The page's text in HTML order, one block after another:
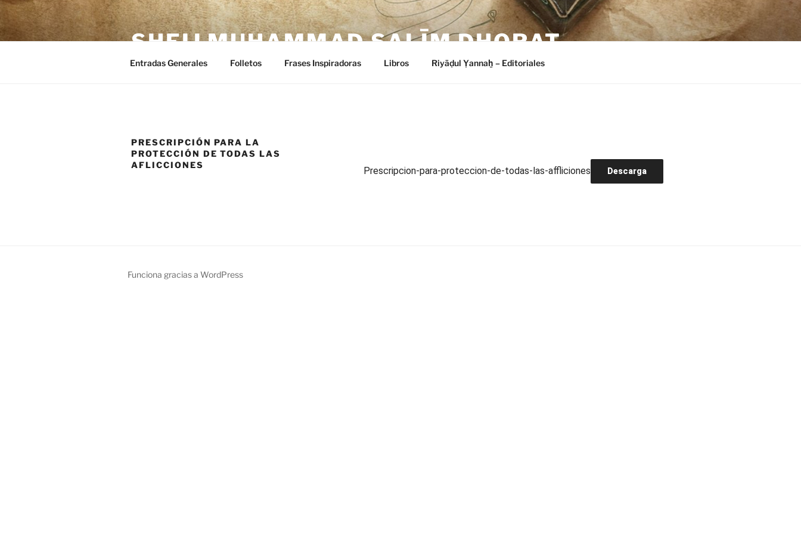
SHEIJ MUHAMMAD SALĪM DHORAT
Entradas Generales Folletos Frases Inspiradoras Libros Riyāḍul Ỵannaẖ – Editoriales
PRESCRIPCIÓN PARA LA
PROTECCIÓN DE TODAS LAS
AFLICCIONES
Prescripcion-para-proteccion-de-todas-las-affliciones Descarga
Funciona gracias a WordPress